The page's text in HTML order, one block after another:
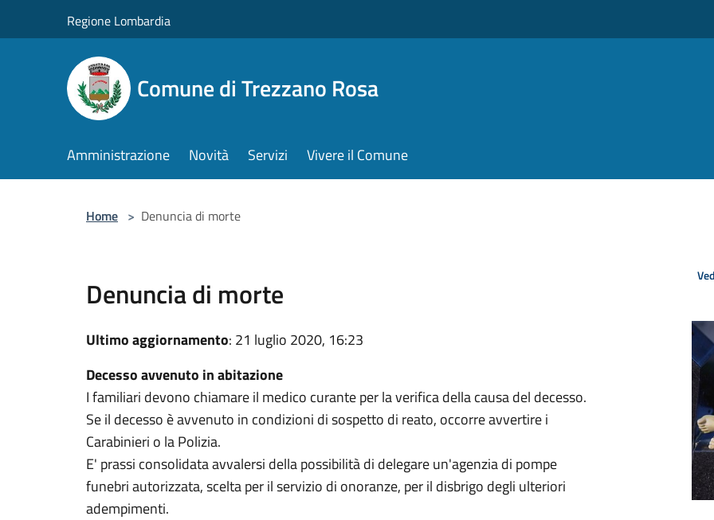
Regione Lombardia
Comune di Trezzano Rosa
Amministrazione Novità Servizi Vivere il Comune
Home > Denuncia di morte
Denuncia di morte
Ultimo aggiornamento: 21 luglio 2020, 16:23
Decesso avvenuto in abitazione
I familiari devono chiamare il medico curante per la verifica della causa del decesso.
Se il decesso è avvenuto in condizioni di sospetto di reato, occorre avvertire i
Carabinieri o la Polizia.
E' prassi consolidata avvalersi della possibilità di delegare un'agenzia di pompe
funebri autorizzata, scelta per il servizio di onoranze, per il disbrigo degli ulteriori
adempimenti.